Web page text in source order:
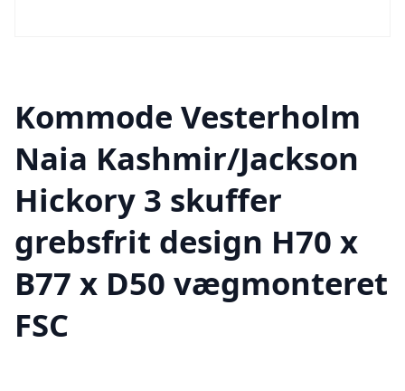
Kommode Vesterholm
Naia Kashmir/Jackson
Hickory 3 skuffer
grebsfrit design H70 x
B77 x D50 vægmonteret
FSC